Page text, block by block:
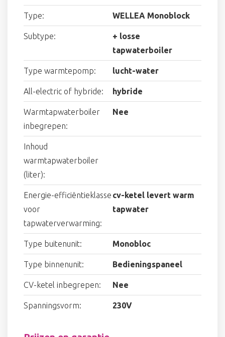
Type: WELLEA Monoblock
Subtype:
+ losse
tapwaterboiler
Type warmtepomp: lucht-water
All-electric of hybride: hybride
Warmtapwaterboiler
inbegrepen:
Nee
Inhoud
warmtapwaterboiler
(liter):
Energie-efficiëntieklasse
voor
tapwaterverwarming:
cv-ketel levert warm
tapwater
Type buitenunit: Monobloc
Type binnenunit: Bedieningspaneel
CV-ketel inbegrepen: Nee
Spanningsvorm: 230V